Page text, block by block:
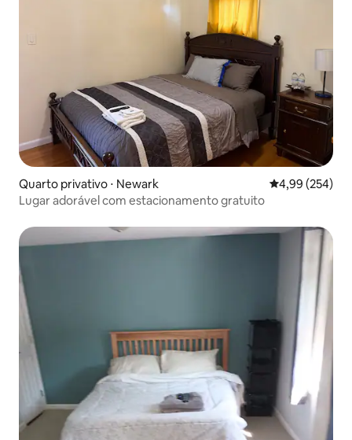
Quarto privativo ⋅ Newark 4,99 de uma
4,99 (254)
Lugar adorável com estacionamento gratuito